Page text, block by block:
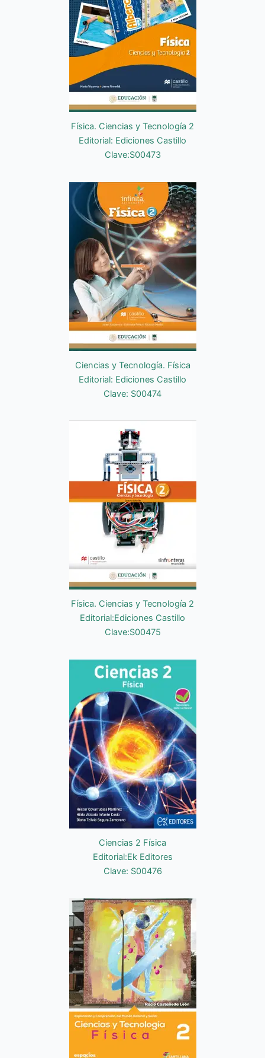
Física. Ciencias y Tecnología 2
Editorial: Ediciones Castillo
Clave:S00473
Ciencias y Tecnología. Física
Editorial: Ediciones Castillo
Clave: S00474
Física. Ciencias y Tecnología 2
Editorial:Ediciones Castillo
Clave:S00475
Ciencias 2 Física
Editorial:Ek Editores
Clave: S00476